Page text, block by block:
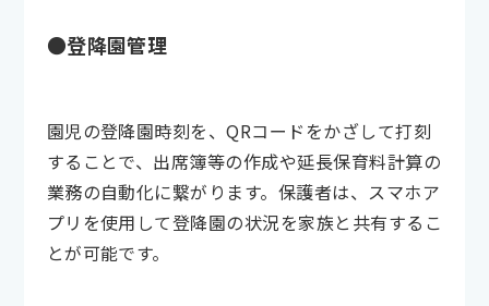
●登降園管理
園児の登降園時刻を、QRコードをかざして打刻
することで、出席簿等の作成や延長保育料計算の
業務の自動化に繋がります。保護者は、スマホア
プリを使用して登降園の状況を家族と共有するこ
とが可能です。